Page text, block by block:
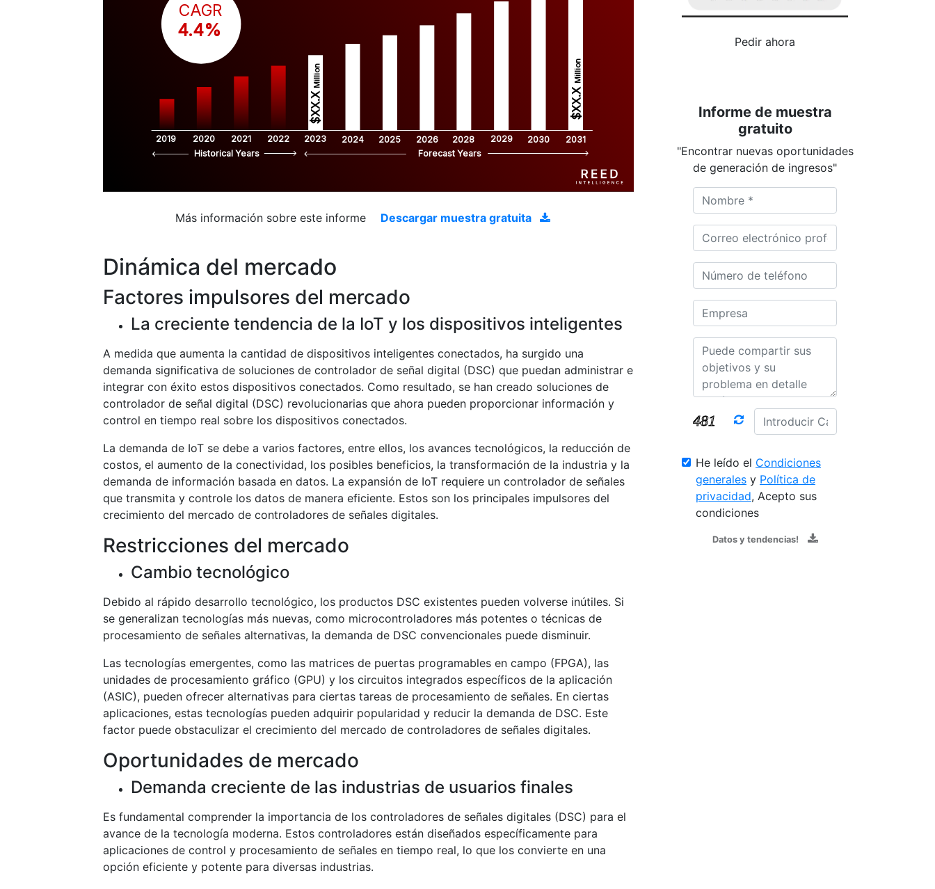
2019 2020 2021 2022 2023 2024 2025 2026 2028 2029 2030 2031
$XX.X
Million
$XX.X
Million
CAGR
4.4%
Historical Years Forecast Years
Más información sobre este informe Descargar muestra gratuita
Dinámica del mercado
Factores impulsores del mercado
La creciente tendencia de la IoT y los dispositivos inteligentes
A medida que aumenta la cantidad de dispositivos inteligentes conectados, ha surgido una
demanda significativa de soluciones de controlador de señal digital (DSC) que puedan administrar e
integrar con éxito estos dispositivos conectados. Como resultado, se han creado soluciones de
controlador de señal digital (DSC) revolucionarias que ahora pueden proporcionar información y
control en tiempo real sobre los dispositivos conectados.
La demanda de IoT se debe a varios factores, entre ellos, los avances tecnológicos, la reducción de
costos, el aumento de la conectividad, los posibles beneficios, la transformación de la industria y la
demanda de información basada en datos. La expansión de IoT requiere un controlador de señales
que transmita y controle los datos de manera eficiente. Estos son los principales impulsores del
crecimiento del mercado de controladores de señales digitales.
Restricciones del mercado
Cambio tecnológico
Debido al rápido desarrollo tecnológico, los productos DSC existentes pueden volverse inútiles. Si
se generalizan tecnologías más nuevas, como microcontroladores más potentes o técnicas de
procesamiento de señales alternativas, la demanda de DSC convencionales puede disminuir.
Las tecnologías emergentes, como las matrices de puertas programables en campo (FPGA), las
unidades de procesamiento gráfico (GPU) y los circuitos integrados específicos de la aplicación
(ASIC), pueden ofrecer alternativas para ciertas tareas de procesamiento de señales. En ciertas
aplicaciones, estas tecnologías pueden adquirir popularidad y reducir la demanda de DSC. Este
factor puede obstaculizar el crecimiento del mercado de controladores de señales digitales.
Oportunidades de mercado
Demanda creciente de las industrias de usuarios finales
Es fundamental comprender la importancia de los controladores de señales digitales (DSC) para el
avance de la tecnología moderna. Estos controladores están diseñados específicamente para
aplicaciones de control y procesamiento de señales en tiempo real, lo que los convierte en una
opción eficiente y potente para diversas industrias.
Pedir ahora
Informe de muestra
gratuito
"Encontrar nuevas oportunidades
de generación de ingresos"
He leído el Condiciones
generales y Política de
privacidad, Acepto sus
condiciones
Datos y tendencias!